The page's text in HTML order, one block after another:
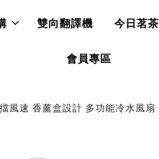
雙向翻譯機 今日茗茶
會員專區
風速 香薰盒設計 多功能冷水風扇